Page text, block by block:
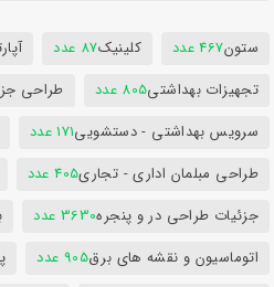
ستون467 عدد کلینیک87 عدد
تجهیزات بهداشتی805 عدد طراحی
سرویس بهداشتی - دستشویی171 عدد
طراحی مبلمان اداری - تجاری405 عدد
جزئیات طراحی در و پنجره3630 عدد
اتوماسیون و نقشه های برق905 عدد